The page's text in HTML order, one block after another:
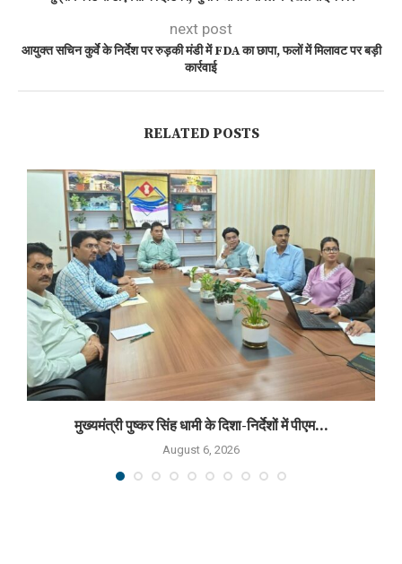
next post
आयुक्त सचिन कुर्वे के निर्देश पर रुड़की मंडी में FDA का छापा, फलों में मिलावट पर बड़ी
कार्रवाई
RELATED POSTS
मुख्यमंत्री पुष्कर सिंह धामी के दिशा-निर्देशों में पीएम...
August 6, 2026